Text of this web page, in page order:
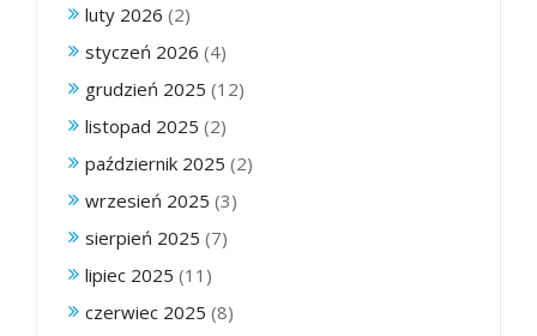
luty 2026 (2)
styczeń 2026 (4)
grudzień 2025 (12)
listopad 2025 (2)
październik 2025 (2)
wrzesień 2025 (3)
sierpień 2025 (7)
lipiec 2025 (11)
czerwiec 2025 (8)